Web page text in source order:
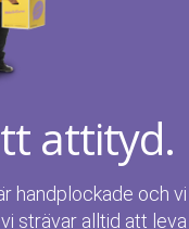
attityd.
handplockade och
strävar alltid att leva